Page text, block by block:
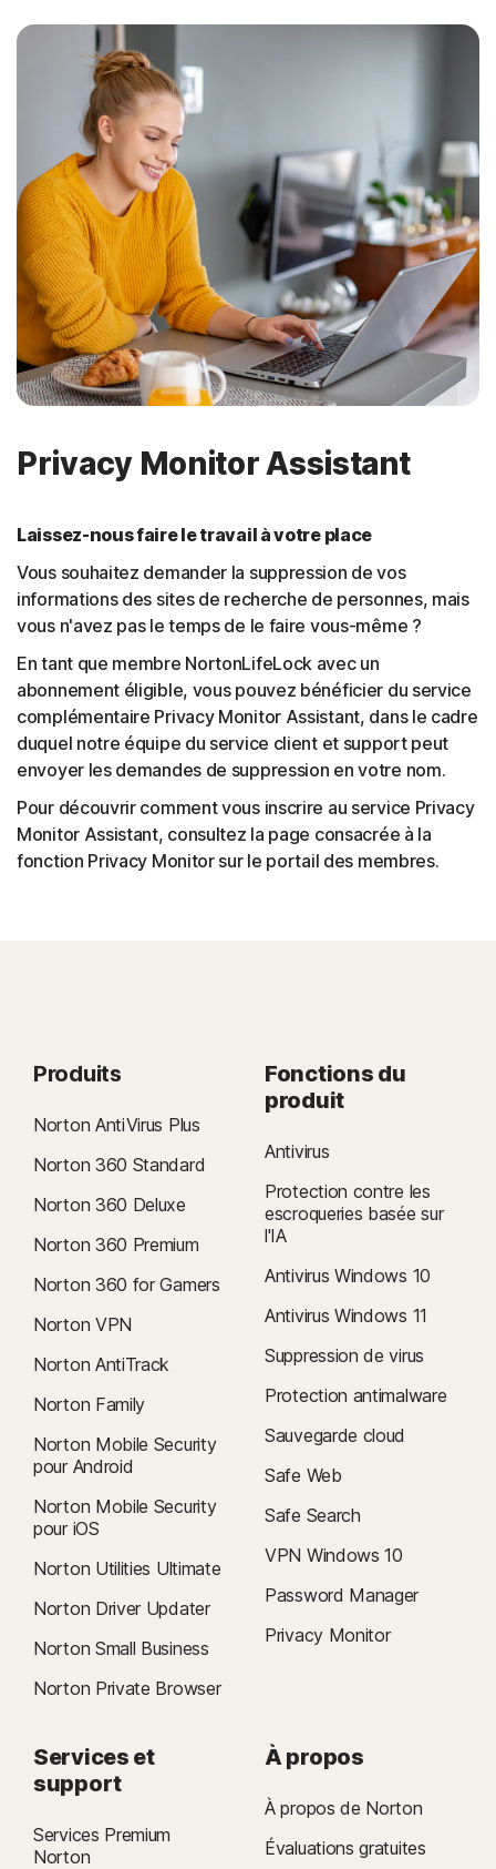
Privacy Monitor Assistant
Laissez-nous faire le travail à votre place
Vous souhaitez demander la suppression de vos
informations des sites de recherche de personnes, mais
vous n'avez pas le temps de le faire vous-même ?
En tant que membre NortonLifeLock avec un
abonnement éligible, vous pouvez bénéficier du service
complémentaire Privacy Monitor Assistant, dans le cadre
duquel notre équipe du service client et support peut
envoyer les demandes de suppression en votre nom.
Pour découvrir comment vous inscrire au service Privacy
Monitor Assistant, consultez la page consacrée à la
fonction Privacy Monitor sur le portail des membres.
Produits
Norton AntiVirus Plus
Norton 360 Standard
Norton 360 Deluxe
Norton 360 Premium
Norton 360 for Gamers
Norton VPN
Norton AntiTrack
Norton Family
Norton Mobile Security
pour Android
Norton Mobile Security
pour iOS
Norton Utilities Ultimate
Norton Driver Updater
Norton Small Business
Norton Private Browser
Fonctions du
produit
Antivirus
Protection contre les
escroqueries basée sur
l'IA
Antivirus Windows 10
Antivirus Windows 11
Suppression de virus
Protection antimalware
Sauvegarde cloud
Safe Web
Safe Search
VPN Windows 10
Password Manager
Privacy Monitor
Services et
support
Services Premium
Norton
À propos
À propos de Norton
Évaluations gratuites